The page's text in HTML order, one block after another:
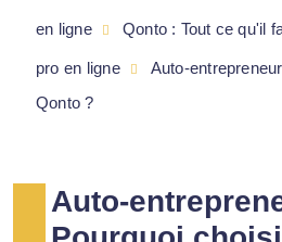
Auto-
en ligne Qonto : Tout ce qu'il
pro en ligne
Auto-
Qonto ?